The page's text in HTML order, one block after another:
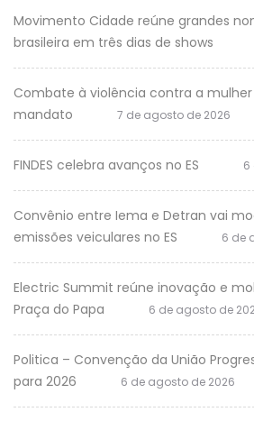
Movimento Cidade reúne grandes
brasileira em três dias de shows
Combate à violência contra a
mandato
7 de agosto de 2026
FINDES celebra avanços no ES 6
Convênio entre Iema e Detran vai
emissões veiculares no ES
6 de
Electric Summit reúne inovação e
Praça do Papa
6 de agosto de
Politica – Convenção da União
para 2026
6 de agosto de 2026